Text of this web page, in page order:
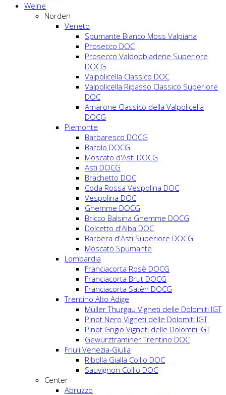
Weine
Norden
Veneto
Spumante Bianco Moss Valpiana
Prosecco DOC
Prosecco Valdobbiadene Superiore
DOCG
Valpolicella Classico DOC
Valpolicella Ripasso Classico Superiore
DOC
Amarone Classico della Valpolicella
DOCG
Piemonte
Barbaresco DOCG
Barolo DOCG
Moscato d'Asti DOCG
Asti DOCG
Brachetto DOC
Coda Rossa Vespolina DOC
Vespolina DOC
Ghemme DOCG
Bricco Balsina Ghemme DOCG
Dolcetto d'Alba DOC
Barbera d'Asti Superiore DOCG
Moscato Spumante
Lombardia
Franciacorta Rosè DOCG
Franciacorta Brut DOCG
Franciacorta Satèn DOCG
Trentino Alto Adige
Müller Thurgau Vigneti delle Dolomiti IGT
Pinot Nero Vigneti delle Dolomiti IGT
Pinot Grigio Vigneti delle Dolomiti IGT
Gewürztraminer Trentino DOC
Friuli Venezia-Giulia
Ribolla Gialla Collio DOC
Sauvignon Collio DOC
Center
Abruzzo